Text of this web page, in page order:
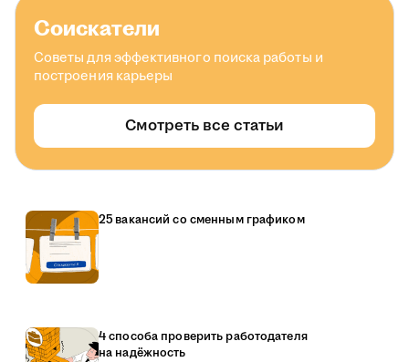
Соискатели
Советы для эффективного поиска работы и
построения карьеры
Смотреть все статьи
25 вакансий со сменным графиком
4 способа проверить работодателя
на надёжность